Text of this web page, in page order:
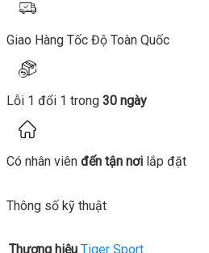
Giao Hàng Tốc Độ Toàn Quốc
Lỗi 1 đổi 1 trong 30 ngày
Có nhân viên đến tận nơi lắp đặt
Thông số kỹ thuật
Thương hiệu Tiger Sport